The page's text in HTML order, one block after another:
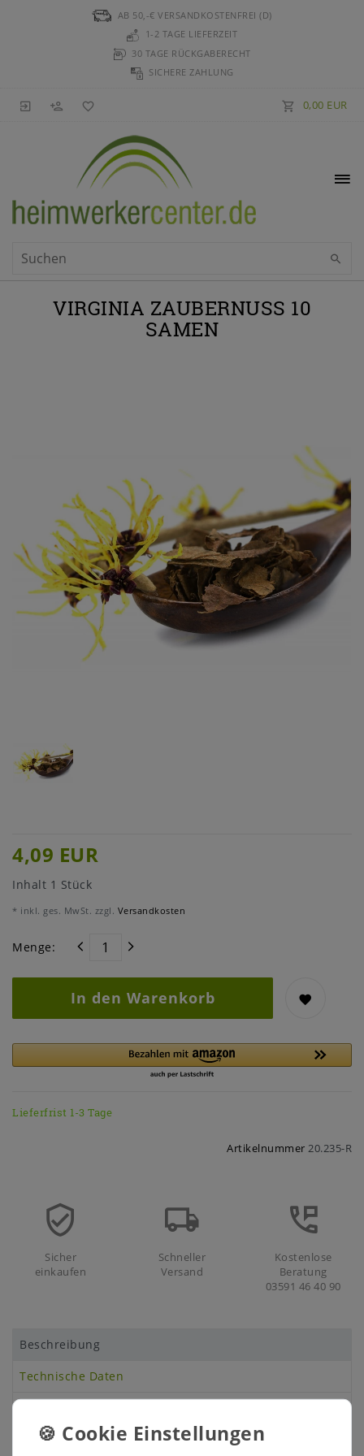
AB 50,-€ VERSANDKOSTENFREI (D)
1-2 TAGE LIEFERZEIT
30 TAGE RÜCKGABERECHT
SICHERE ZAHLUNG
0,00 EUR
VIRGINIA ZAUBERNUSS 10
SAMEN
4,09 EUR
Inhalt 1 Stück
* inkl. ges. MwSt. zzgl. Versandkosten
Menge:
In den Warenkorb
Lieferfrist 1-3 Tage
Artikelnummer 20.235-R
Sicher
einkaufen
Schneller
Versand
Kostenlose
Beratung
03591 46 40 90
Beschreibung
Technische Daten